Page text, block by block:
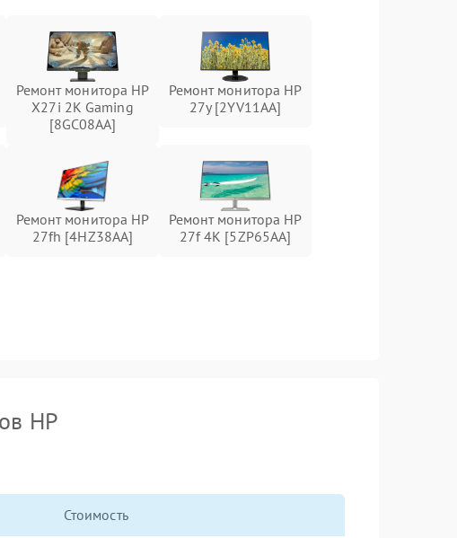
Ремонт монитора HP
X27i 2K Gaming
[8GC08AA]
Ремонт монитора HP
27y [2YV11AA]
Ремонт монитора HP
27fh [4HZ38AA]
Ремонт монитора HP
27f 4K [5ZP65AA]
HP
Стоимость